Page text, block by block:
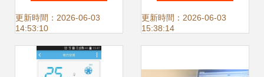
焦應用軟件開發新
賽道
更新時間：2026-06-03
14:53:10
2020創新型應用軟
更新時間：2026-06-03
15:38:14